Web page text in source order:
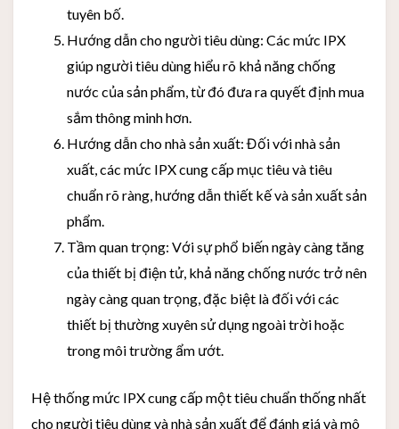
tuyên bố.
Hướng dẫn cho người tiêu dùng: Các mức IPX
giúp người tiêu dùng hiểu rõ khả năng chống
nước của sản phẩm, từ đó đưa ra quyết định mua
sắm thông minh hơn.
Hướng dẫn cho nhà sản xuất: Đối với nhà sản
xuất, các mức IPX cung cấp mục tiêu và tiêu
chuẩn rõ ràng, hướng dẫn thiết kế và sản xuất sản
phẩm.
Tầm quan trọng: Với sự phổ biến ngày càng tăng
của thiết bị điện tử, khả năng chống nước trở nên
ngày càng quan trọng, đặc biệt là đối với các
thiết bị thường xuyên sử dụng ngoài trời hoặc
trong môi trường ẩm ướt.
Hệ thống mức IPX cung cấp một tiêu chuẩn thống nhất
cho người tiêu dùng và nhà sản xuất để đánh giá và mô